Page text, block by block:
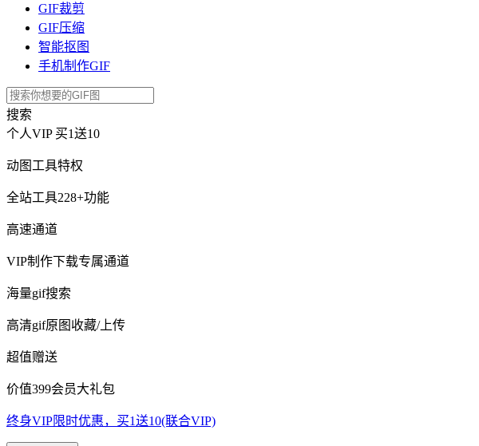
GIF裁剪
GIF压缩
智能抠图
手机制作GIF
搜索
个人VIP 买1送10
动图工具特权
全站工具228+功能
高速通道
VIP制作下载专属通道
海量gif搜索
高清gif原图收藏/上传
超值赠送
价值399会员大礼包
终身VIP限时优惠，买1送10(联合VIP)